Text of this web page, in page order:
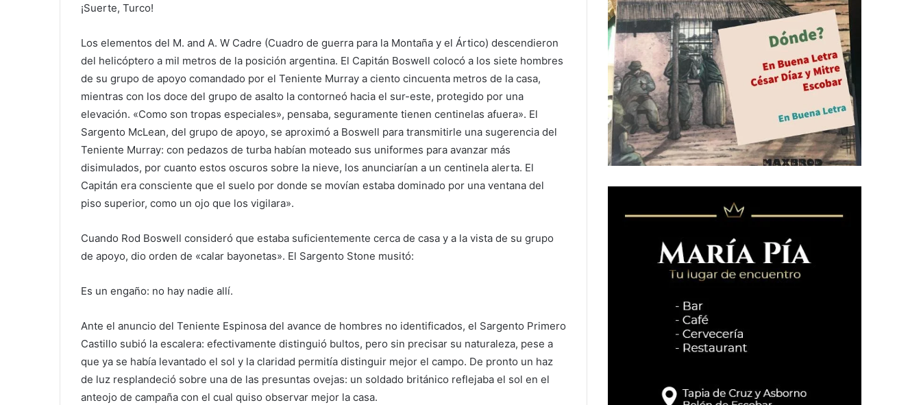
¡Suerte, Turco!
Los elementos del M. and A. W Cadre (Cuadro de guerra para la Montaña y el Ártico) descendieron
del helicóptero a mil metros de la posición argentina. El Capitán Boswell colocó a los siete hombres
de su grupo de apoyo comandado por el Teniente Murray a ciento cincuenta metros de la casa,
mientras con los doce del grupo de asalto la contorneó hacia el sur-este, protegido por una
elevación. «Como son tropas especiales», pensaba, seguramente tienen centinelas afuera». El
Sargento McLean, del grupo de apoyo, se aproximó a Boswell para transmitirle una sugerencia del
Teniente Murray: con pedazos de turba habían moteado sus uniformes para avanzar más
disimulados, por cuanto estos oscuros sobre la nieve, los anunciarían a un centinela alerta. El
Capitán era consciente que el suelo por donde se movían estaba dominado por una ventana del
piso superior, como un ojo que los vigilara».
Cuando Rod Boswell consideró que estaba suficientemente cerca de casa y a la vista de su grupo
de apoyo, dio orden de «calar bayonetas». El Sargento Stone musitó:
Es un engaño: no hay nadie allí.
Ante el anuncio del Teniente Espinosa del avance de hombres no identificados, el Sargento Primero
Castillo subió la escalera: efectivamente distinguió bultos, pero sin precisar su naturaleza, pese a
que ya se había levantado el sol y la claridad permitía distinguir mejor el campo. De pronto un haz
de luz resplandeció sobre una de las presuntas ovejas: un soldado británico reflejaba el sol en el
anteojo de campaña con el cual quiso observar mejor la casa.